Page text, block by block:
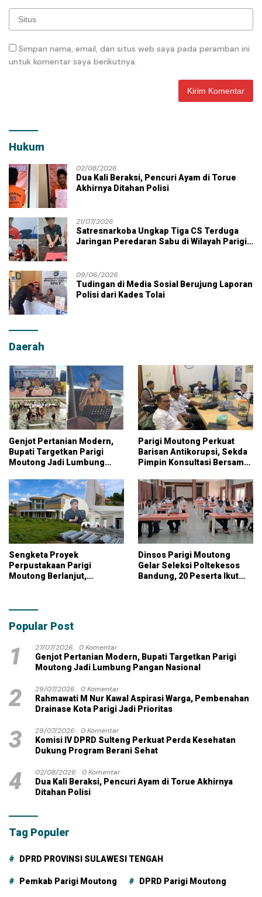
Simpan nama, email, dan situs web saya pada peramban ini
untuk komentar saya berikutnya.
Hukum
02/08/2026
Dua Kali Beraksi, Pencuri Ayam di Torue
Akhirnya Ditahan Polisi
21/07/2026
Satresnarkoba Ungkap Tiga CS Terduga
Jaringan Peredaran Sabu di Wilayah Parigi
09/06/2026
Tudingan di Media Sosial Berujung Laporan
Polisi dari Kades Tolai
Daerah
Genjot Pertanian Modern,
Bupati Targetkan Parigi
Moutong Jadi Lumbung
Parigi Moutong Perkuat
Barisan Antikorupsi, Sekda
Pimpin Konsultasi Bersama
Sengketa Proyek
Perpustakaan Parigi
Moutong Berlanjut,
dengan Dana Pribadi
Dinsos Parigi Moutong
Gelar Seleksi Poltekesos
Bandung, 20 Peserta Ikut
Popular Post
1 27/07/2026
0 Komentar
Genjot Pertanian Modern, Bupati Targetkan Parigi
Moutong Jadi Lumbung Pangan Nasional
2 29/07/2026
0 Komentar
Rahmawati M Nur Kawal Aspirasi Warga, Pembenahan
Drainase Kota Parigi Jadi Prioritas
3 29/07/2026
0 Komentar
Komisi IV DPRD Sulteng Perkuat Perda Kesehatan
Dukung Program Berani Sehat
4 02/08/2026
0 Komentar
Dua Kali Beraksi, Pencuri Ayam di Torue Akhirnya
Ditahan Polisi
Tag Populer
DPRD PROVINSI SULAWESI TENGAH
Pemkab Parigi Moutong DPRD Parigi Moutong